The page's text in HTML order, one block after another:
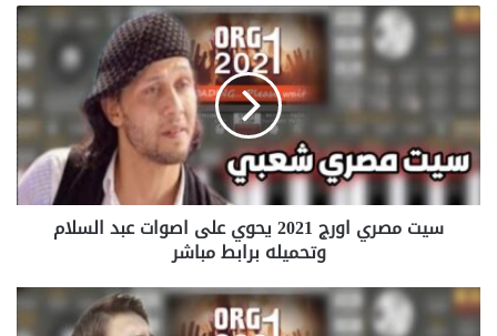
سيت
مصري
يحوي
على
اصوات
عبد
السلام
وتحميله
سيت مصري اورج 2021 يحوي على اصوات عبد السلام
وتحميله برابط مباشر
سيت
اناشيد